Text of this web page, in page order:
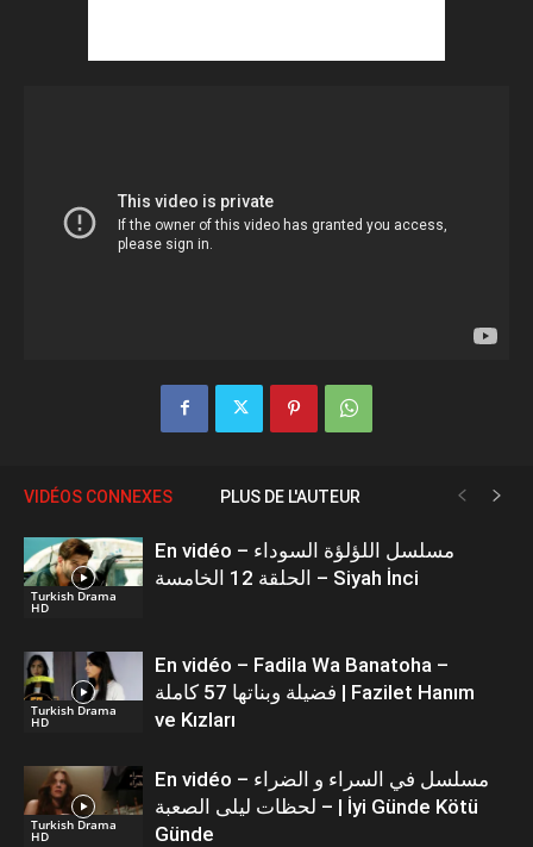
VIDÉOS CONNEXES PLUS DE L'AUTEUR
Turkish Drama
HD
En vidéo – مسلسل اللؤلؤة السوداء
الحلقة 12 الخامسة – Siyah İnci
Turkish Drama
HD
En vidéo – Fadila Wa Banatoha –
فضيلة وبناتها 57 كاملة | Fazilet Hanım
ve Kızları
Turkish Drama
HD
En vidéo – مسلسل في السراء و الضراء
– لحظات ليلى الصعبة | İyi Günde Kötü
Günde